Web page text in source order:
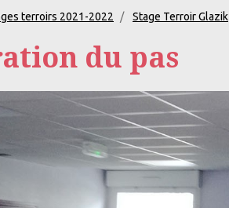
terroirs 2021-2022 Stage Terroir Glazik
du pas